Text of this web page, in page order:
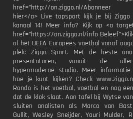
href="http://on.ziggo.nl/
hier</a> Live topsport kijk je bij
kanaal 14! Meer info? Kijk op <a
href="https://on.ziggo.nl/info
al het UEFA Europees voetbal vanaf
plek: Ziggo Sport. Met de beste
presentatoren, vanuit de
hypermoderne studio. Meer
hoe je kunt kijken? Check
Rondo is het voetbal, voetbal en nog
dat de klok slaat. Aan tafel bij Wytse
sluiten analisten als Marco van
Gullit, Wesley Sneijder, Youri Mulder,